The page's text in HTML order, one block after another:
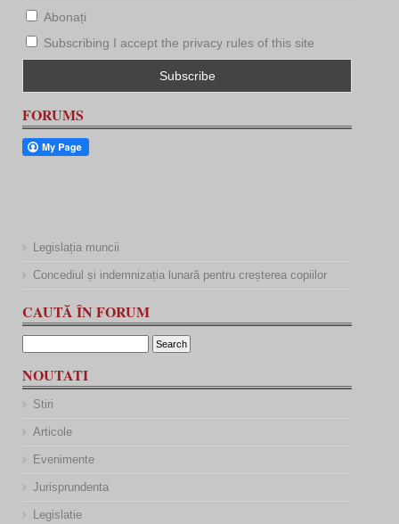
Abonați
Subscribing I accept the privacy rules of this site
FORUMS
Legislația muncii
Concediul și indemnizația lunară pentru creșterea copiilor
CAUTĂ ÎN FORUM
NOUTATI
Stiri
Articole
Evenimente
Jurisprundenta
Legislatie